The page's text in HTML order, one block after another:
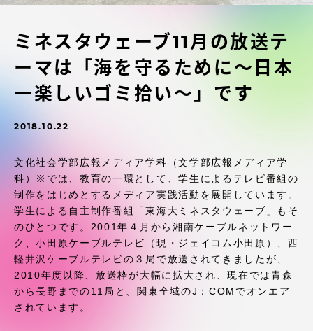
ミネスタウェーブ11月の放送テ
ーマは「海を守るために～日本
一楽しいゴミ拾い～」です
2018.10.22
文化社会学部広報メディア学科（文学部広報メディア学
科）※では、教育の一環として、学生によるテレビ番組の
制作をはじめとするメディア実践活動を展開しています。
学生による自主制作番組「東海大ミネスタウェーブ」もそ
のひとつです。2001年４月から湘南ケーブルネットワー
ク、小田原ケーブルテレビ（現・ジェイコム小田原）、西
軽井沢ケーブルテレビの３局で放送されてきましたが、
2010年度以降、放送枠が大幅に拡大され、現在では青森
から長野までの11局と、関東全域のJ：COMでオンエア
されています。
大学の概要
教育・研究
受験・入学案内
学生生活
グローバルネットワーク
学外連携
学園ネットワーク